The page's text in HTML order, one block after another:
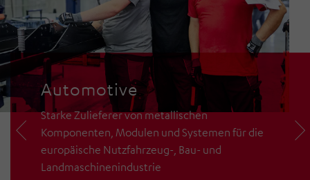
Automotive
Starke Zulieferer von metallischen
Komponenten, Modulen und Systemen für die
europäische Nutzfahrzeug-, Bau- und
Landmaschinenindustrie